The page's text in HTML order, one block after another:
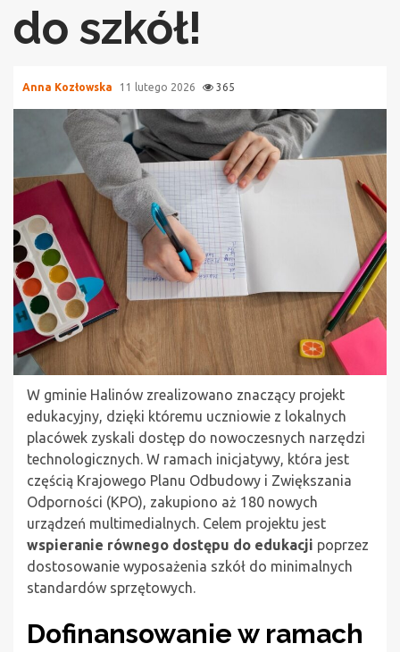
do szkół!
Anna Kozłowska 11 lutego 2026 365
W gminie Halinów zrealizowano znaczący projekt
edukacyjny, dzięki któremu uczniowie z lokalnych
placówek zyskali dostęp do nowoczesnych narzędzi
technologicznych. W ramach inicjatywy, która jest
częścią Krajowego Planu Odbudowy i Zwiększania
Odporności (KPO), zakupiono aż 180 nowych
urządzeń multimedialnych. Celem projektu jest
wspieranie równego dostępu do edukacji poprzez
dostosowanie wyposażenia szkół do minimalnych
standardów sprzętowych.
Dofinansowanie w ramach